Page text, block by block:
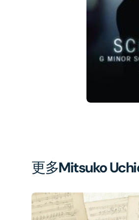
更多Mitsuko